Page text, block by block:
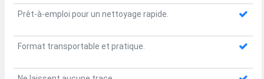
Prêt-à-emploi pour un nettoyage rapide.
Format transportable et pratique.